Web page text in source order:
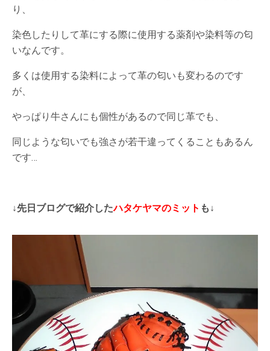
り、
染色したりして革にする際に使用する薬剤や染料等の匂
いなんです。
多くは使用する染料によって革の匂いも変わるのです
が、
やっぱり牛さんにも個性があるので同じ革でも、
同じような匂いでも強さが若干違ってくることもあるん
です…
↓先日ブログで紹介したハタケヤマのミット も↓